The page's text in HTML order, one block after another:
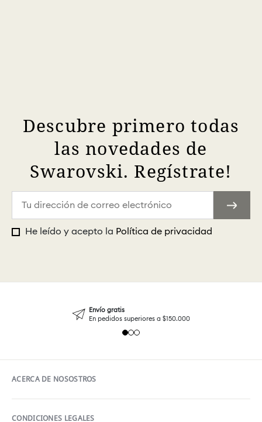
Descubre primero todas
las novedades de
Swarovski. Regístrate!
He leído y acepto la Política de privacidad
Envío gratis
En pedidos superiores a $150.000
ACERCA DE NOSOSTROS
CONDICIONES LEGALES